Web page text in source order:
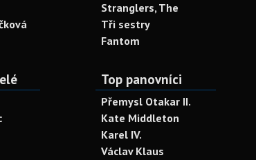
Stranglers, The
Tři sestry
Fantom
Top panovníci
Přemysl Otakar II.
Kate Middleton
Karel IV.
Václav Klaus